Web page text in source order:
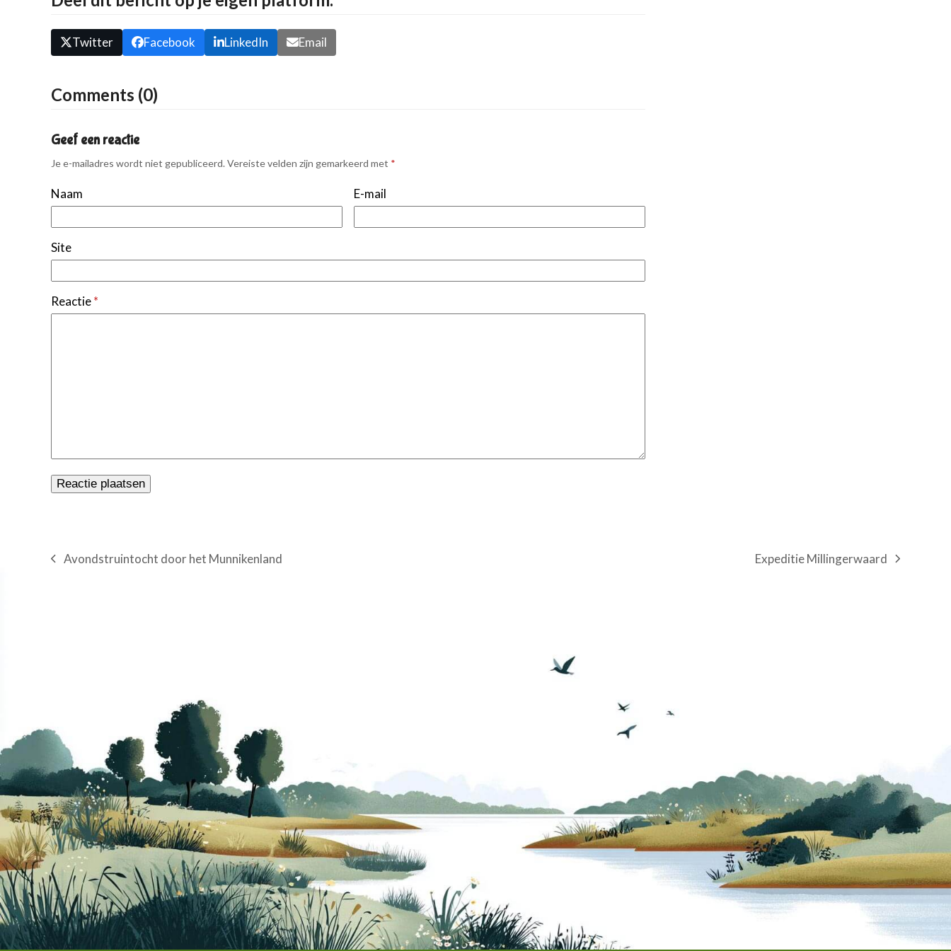
Twitter Facebook LinkedIn Email
Comments (0)
Geef een reactie
Je e-mailadres wordt niet gepubliceerd. Vereiste velden zijn gemarkeerd met *
Naam E-mail
Site
Reactie*
previous
Avondstruintocht door het Munnikenland
next
Expeditie Millingerwaard